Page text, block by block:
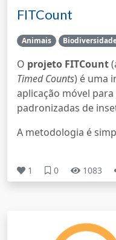
FITCount
Animais
O projeto FITCount
Timed Counts) é uma
aplicação móvel
padronizadas de
A metodologia é
1 0 1083